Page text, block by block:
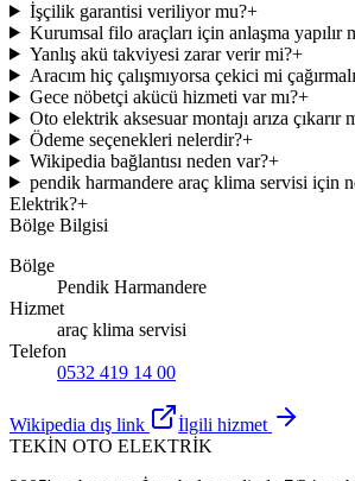
İşçilik garantisi veriliyor mu?+
Kurumsal filo araçları için anlaşma yapılır
Yanlış akü takviyesi zarar verir mi?+
Aracım hiç çalışmıyorsa çekici mi
Gece nöbetçi akücü hizmeti var mı?+
Oto elektrik aksesuar montajı arıza çıkarır
Ödeme seçenekleri nelerdir?+
Wikipedia bağlantısı neden var?+
pendik harmandere araç klima servisi için
Elektrik?+
Bölge Bilgisi
Bölge
Pendik Harmandere
Hizmet
araç klima servisi
Telefon
0532 419 14 00
Wikipedia dış link
İlgili hizmet
TEKİN OTO ELEKTRİK